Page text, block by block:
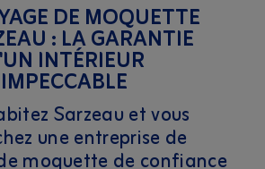
DE MOQUETTE
: LA GARANTIE
INTÉRIEUR
IMPECCABLE
Sarzeau et vous
une entreprise de
moquette de confiance